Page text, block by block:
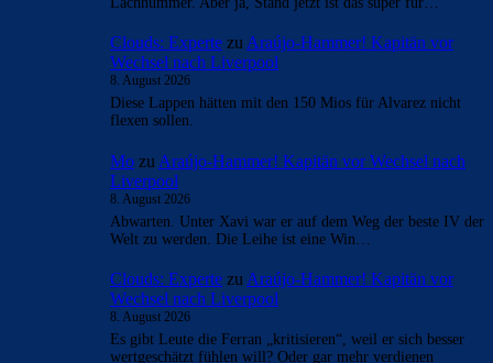
- Anzeige -
AKTUELLE USER-KOMMENTARE
LuckyzuAraújo-Hammer! Kapitän vor Wechsel
nach Liverpool
8. August 2026
Es gab mal eine zeit, da war er der einzige, der vini
komplett kalt stellen konnte. Nicht zu glauben was…